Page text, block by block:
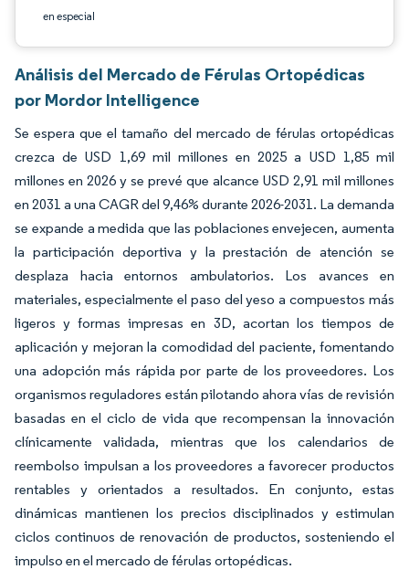
en especial
Análisis del Mercado de Férulas Ortopédicas
por Mordor Intelligence
Se espera que el tamaño del mercado de férulas ortopédicas
crezca de USD 1,69 mil millones en 2025 a USD 1,85 mil
millones en 2026 y se prevé que alcance USD 2,91 mil millones
en 2031 a una CAGR del 9,46% durante 2026-2031. La demanda
se expande a medida que las poblaciones envejecen, aumenta
la participación deportiva y la prestación de atención se
desplaza hacia entornos ambulatorios. Los avances en
materiales, especialmente el paso del yeso a compuestos más
ligeros y formas impresas en 3D, acortan los tiempos de
aplicación y mejoran la comodidad del paciente, fomentando
una adopción más rápida por parte de los proveedores. Los
organismos reguladores están pilotando ahora vías de revisión
basadas en el ciclo de vida que recompensan la innovación
clínicamente validada, mientras que los calendarios de
reembolso impulsan a los proveedores a favorecer productos
rentables y orientados a resultados. En conjunto, estas
dinámicas mantienen los precios disciplinados y estimulan
ciclos continuos de renovación de productos, sosteniendo el
impulso en el mercado de férulas ortopédicas.